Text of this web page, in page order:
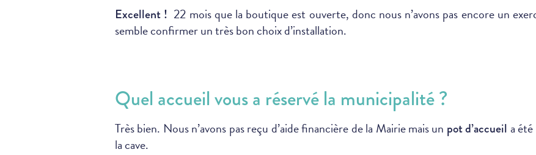
Excellent ! 22 mois que la boutique est ouverte, donc nous n’avons pas encore un
semble confirmer un très bon choix d’installation.
Quel accueil vous a réservé la municipalité ?
Très bien. Nous n’avons pas reçu d’aide financière de la Mairie mais un pot d’accueil a
la cave.